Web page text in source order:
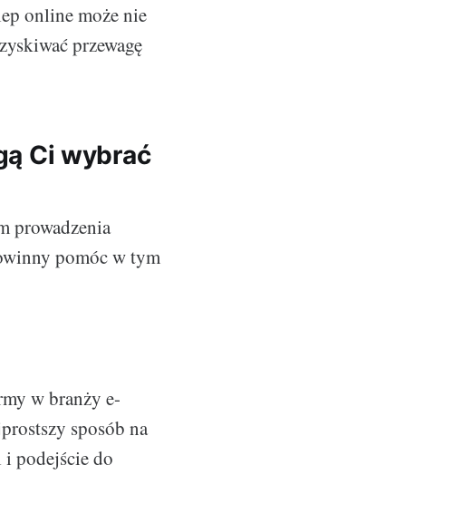
online może nie
przewagę
Ci wybrać
prowadzenia
pomóc w tym
w branży e-
sposób na
i podejście do